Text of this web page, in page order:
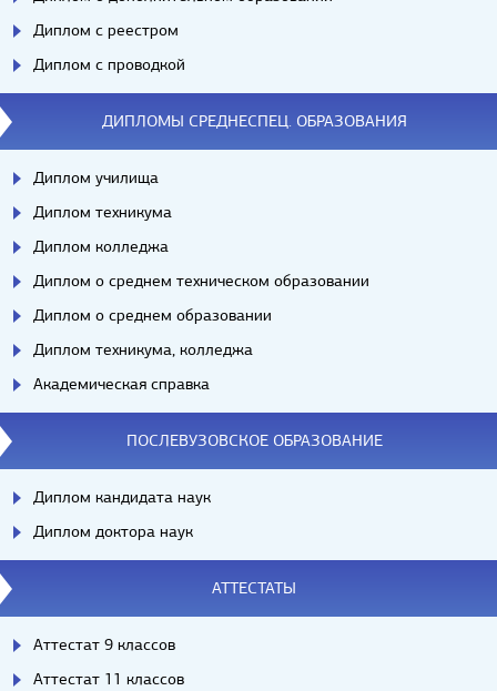
Диплом с реестром
Диплом с проводкой
ДИПЛОМЫ СРЕДНЕСПЕЦ. ОБРАЗОВАНИЯ
Диплом училища
Диплом техникума
Диплом колледжа
Диплом о среднем техническом образовании
Диплом о среднем образовании
Диплом техникума, колледжа
Академическая справка
ПОСЛЕВУЗОВСКОЕ ОБРАЗОВАНИЕ
Диплом кандидата наук
Диплом доктора наук
АТТЕСТАТЫ
Аттестат 9 классов
Аттестат 11 классов